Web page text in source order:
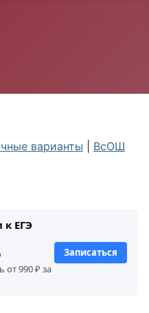
варианты
ВсОШ
к ЕГЭ
от 990 ₽ за
Записаться